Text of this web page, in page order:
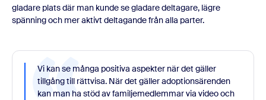
gladare plats där man kunde se gladare deltagare, lägre
spänning och mer aktivt deltagande från alla parter.
Vi kan se många positiva aspekter när det gäller
tillgång till rättvisa. När det gäller adoptionsärenden
kan man ha stöd av familjemedlemmar via video och